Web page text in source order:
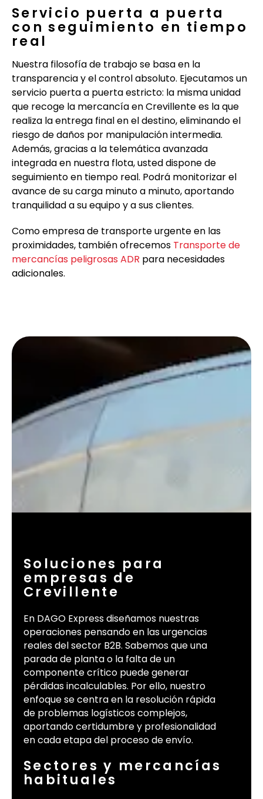
Servicio puerta a puerta
con seguimiento en tiempo
real
Nuestra filosofía de trabajo se basa en la
transparencia y el control absoluto. Ejecutamos un
servicio puerta a puerta estricto: la misma unidad
que recoge la mercancía en Crevillente es la que
realiza la entrega final en el destino, eliminando el
riesgo de daños por manipulación intermedia.
Además, gracias a la telemática avanzada
integrada en nuestra flota, usted dispone de
seguimiento en tiempo real. Podrá monitorizar el
avance de su carga minuto a minuto, aportando
tranquilidad a su equipo y a sus clientes.
Como empresa de transporte urgente en las
proximidades, también ofrecemos Transporte de
mercancías peligrosas ADR para necesidades
adicionales.
Soluciones para
empresas de
Crevillente
En DAGO Express diseñamos nuestras
operaciones pensando en las urgencias
reales del sector B2B. Sabemos que una
parada de planta o la falta de un
componente crítico puede generar
pérdidas incalculables. Por ello, nuestro
enfoque se centra en la resolución rápida
de problemas logísticos complejos,
aportando certidumbre y profesionalidad
en cada etapa del proceso de envío.
Sectores y mercancías
habituales